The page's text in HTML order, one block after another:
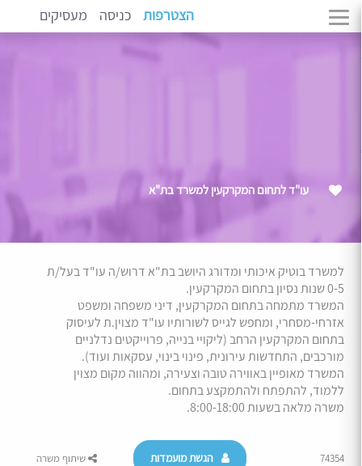
הצטרפות כניסה מעסיקים
עו"ד לתחום המקרקעין למשרד בת"א
למשרד בוטיק איכותי ומדורג היושב בת"א דרוש/ה עו"ד בעל/ת
0-5 שנות נסיון בתחום המקרקעין.
המשרד מתמחה בתחום המקרקעין, דיני משפחה ומשפט
אזרחי-מסחרי, ומחפש לגייס לשורותיו עו"ד מצוין.ת לעיסוק
בתחום המקרקעין הרחב (ליקויי בנייה, פרוייקטים נדלניים
מורכבים, התחדשות עירונית, פינוי בינוי, עסקאות ועוד).
המשרד מאופיין באווירה טובה וצעירה, ומהווה מקום מצוין
ללמוד, להתפתח ולהתמקצע בתחום.
משרה מלאה בשעות 8:00-18:00.
74354 הגשת מועמדות שיתוף משרה